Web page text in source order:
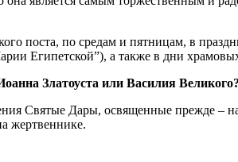
поста, по средам и пятницам, в
Египетской”), а также в дни
Златоуста или Василия Великого?
Святые Дары, освященные прежде –
жертвеннике.